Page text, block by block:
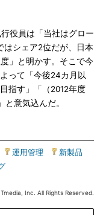
役員は「当社はグロー
はシェア2位だが、日本
」と明かす。そこで今
って「今後24カ月以
指す」「（2012年度
意気込んだ。
運用管理 新製品
Inc. All Rights Reserved.